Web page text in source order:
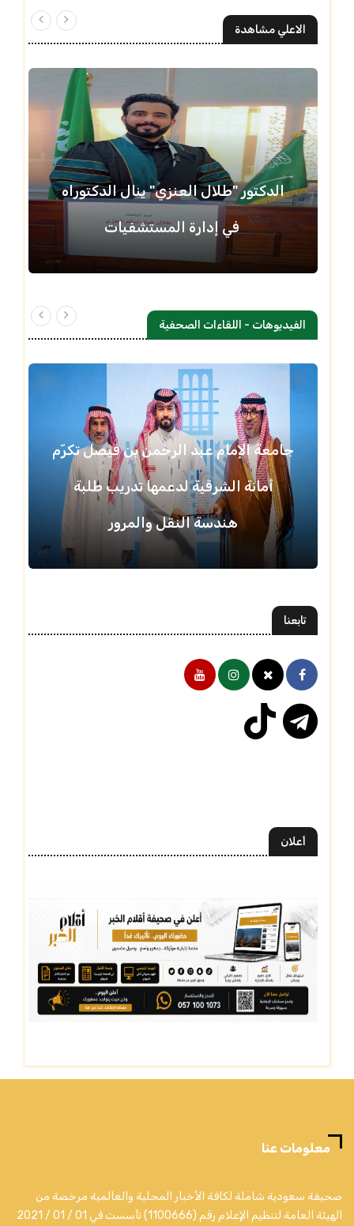
الاعلي مشاهدة
الدكتور "طلال العنزي" ينال الدكتوراه
في إدارة المستشفيات
الفيديوهات - اللقاءات الصحفية
جامعة الإمام عبد الرحمن بن فيصل تكرّم
أمانة الشرقية لدعمها تدريب طلبة
هندسة النقل والمرور
تابعنا
أعلان
معلومات عنا
صحيفة سعودية شاملة لكافة الأخبار المحلية والعالمية مرخصة من
الهيئة العامة لتنظيم الإعلام رقم (1100666) تأسست في 01 / 01 / 2021